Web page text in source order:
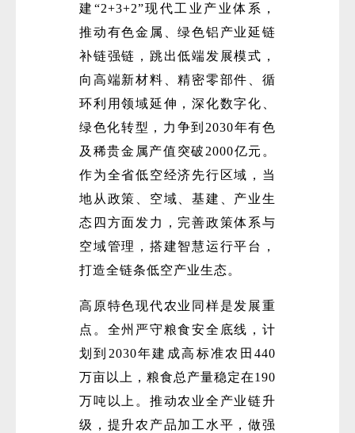
建“2+3+2”现代工业产业体系，
推动有色金属、绿色铝产业延链
补链强链，跳出低端发展模式，
向高端新材料、精密零部件、循
环利用领域延伸，深化数字化、
绿色化转型，力争到2030年有色
及稀贵金属产值突破2000亿元。
作为全省低空经济先行区域，当
地从政策、空域、基建、产业生
态四方面发力，完善政策体系与
空域管理，搭建智慧运行平台，
打造全链条低空产业生态。
高原特色现代农业同样是发展重
点。全州严守粮食安全底线，计
划到2030年建成高标准农田440
万亩以上，粮食总产量稳定在190
万吨以上。推动农业全产业链升
级，提升农产品加工水平，做强